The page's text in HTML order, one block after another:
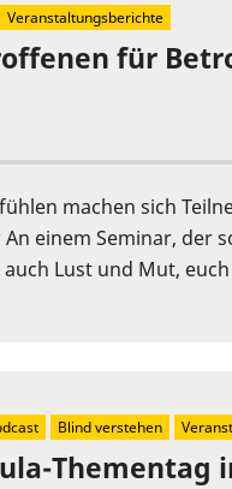
für
machen sich
einem Seminar,
Lust und Mut,
Veranstaltungsberichte
Thementag
Blind verstehen